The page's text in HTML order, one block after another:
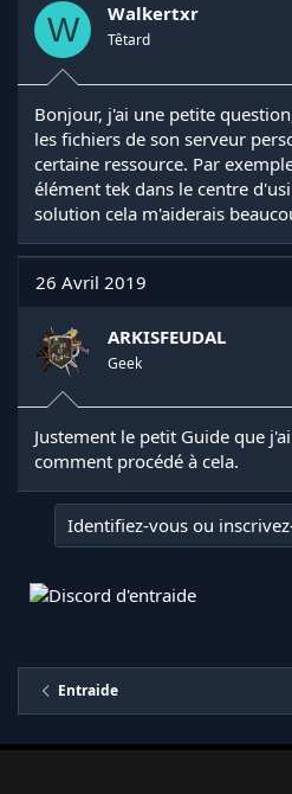
W Walkertxr
Têtard
Bonjour, j'ai une petite
les fichiers de son serveur
certaine ressource. Par
élément tek dans le centre
solution cela m'aiderais
26 Avril 2019
ARKISFEUDAL
Geek
Justement le petit Guide que
comment procédé à cela.
Identifiez-vous ou
Entraide